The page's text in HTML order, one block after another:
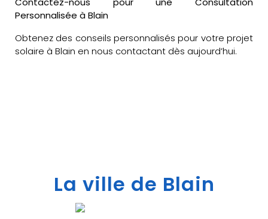
Personnalisée à Blain
Obtenez des conseils personnalisés pour votre projet
solaire à Blain en nous contactant dès aujourd’hui.
La ville de Blain